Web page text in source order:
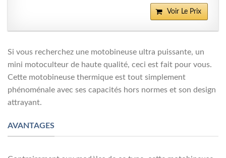
Voir Le Prix
Si vous recherchez une motobineuse ultra puissante, un
mini motoculteur de haute qualité, ceci est fait pour vous.
Cette motobineuse thermique est tout simplement
phénoménale avec ses capacités hors normes et son design
attrayant.
AVANTAGES